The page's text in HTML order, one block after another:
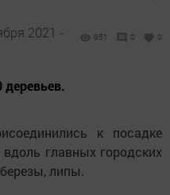
2021 -
951 0 0
к посадке
главных городских
липы.